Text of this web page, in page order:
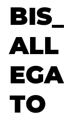
BIS_
ALL
EGA
TO